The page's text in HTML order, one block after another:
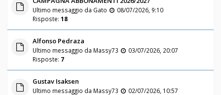
Ultimo messaggio da Gato
08/07/2026, 9:10
Risposte: 18
Alfonso Pedraza
Ultimo messaggio da Massy73
03/07/2026, 20:07
Risposte: 7
Gustav Isaksen
Ultimo messaggio da Massy73
02/07/2026, 10:57